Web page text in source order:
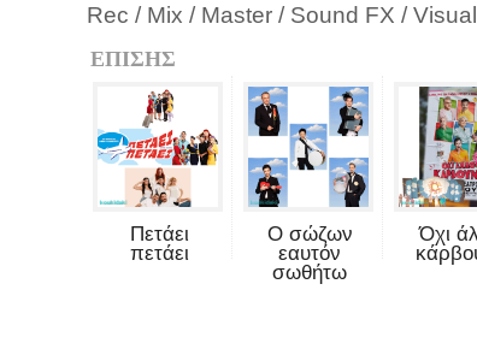
Rec / Mix / Master / Sound FX /
ΕΠΙΣΗΣ
Πετάει
πετάει
Ο σώζων
εαυτόν
σωθήτω
Όχι